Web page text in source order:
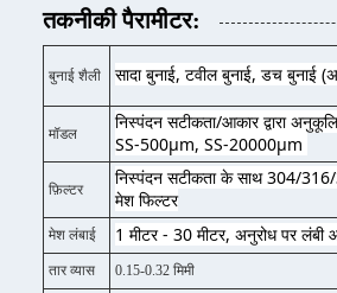
तकनीकी पैरामीटर:
बुनाई शैली सादा बुनाई, टवील बुनाई, डच बुनाई
मॉडल
निस्पंदन सटीकता/आकार द्वारा
SS-500μm, SS-20000μm
फ़िल्टर
निस्पंदन सटीकता के साथ 304/
मेश फिल्टर
मेश लंबाई 1 मीटर - 30 मीटर, अनुरोध पर लंबी
तार व्यास 0.15-0.32 मिमी